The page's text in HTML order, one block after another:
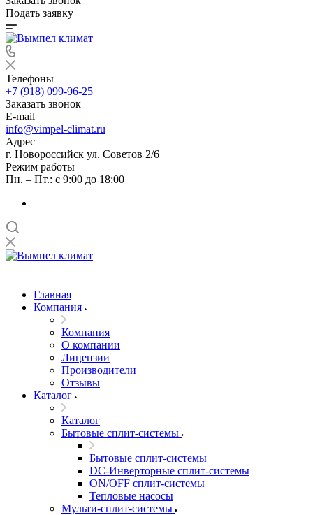
Подать заявку
Телефоны
+7 (918) 099-96-25
Заказать звонок
E-mail
info@vimpel-climat.ru
Адрес
г. Новороссийск ул. Советов 2/6
Режим работы
Пн. – Пт.: с 9:00 до 18:00
Главная
Компания
Компания
О компании
Лицензии
Производители
Отзывы
Каталог
Каталог
Бытовые сплит-системы
Бытовые сплит-системы
DC-Инверторные сплит-системы
ON/OFF сплит-системы
Тепловые насосы
Мульти-сплит-системы